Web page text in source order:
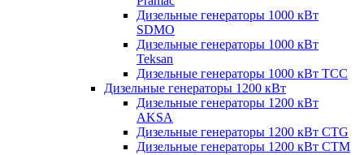
Дизельные генераторы 1000 кВт
SDMO
Дизельные генераторы 1000 кВт
Teksan
Дизельные генераторы 1000 кВт ТСС
Дизельные генераторы 1200 кВт
Дизельные генераторы 1200 кВт
AKSA
Дизельные генераторы 1200 кВт CTG
Дизельные генераторы 1200 кВт CTM